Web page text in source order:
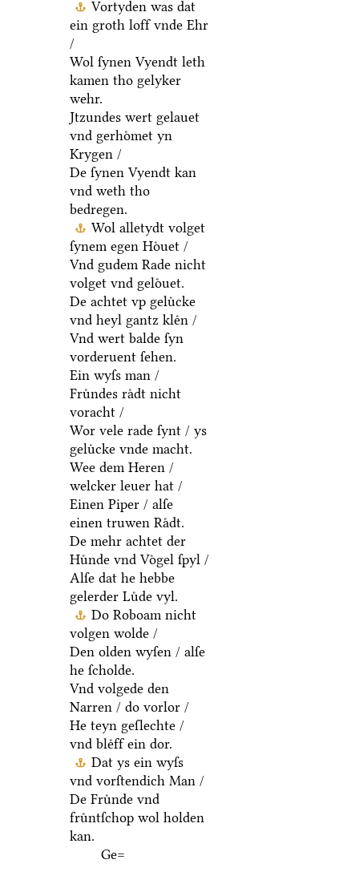
Vortyden was dat
ein groth loff vnde Ehr
/
Wol ſynen Vyendt leth
kamen tho gelyker
wehr.
Jtzundes wert gelauet
vnd gerhoͤmet yn
Krygen /
De ſynen Vyendt kan
vnd weth tho
bedregen.
Wol alletydt volget
ſynem egen Hoͤuet /
Vnd gudem Rade nicht
volget vnd geloͤuet.
De achtet vp geluͤcke
vnd heyl gantz kleͤn /
Vnd wert balde ſyn
vorderuent ſehen.
Ein wyſs man /
Fruͤndes raͤdt nicht
voracht /
Wor vele rade ſynt / ys
geluͤcke vnde macht.
Wee dem Heren /
welcker leuer hat /
Einen Piper / alſe
einen truwen Raͤdt.
De mehr achtet der
Huͤnde vnd Voͤgel ſpyl /
Alſe dat he hebbe
gelerder Luͤde vyl.
Do Roboam nicht
volgen wolde /
Den olden wyſen / alſe
he ſcholde.
Vnd volgede den
Narren / do vorlor /
He teyn geſlechte /
vnd bleͤff ein dor.
Dat ys ein wyſs
vnd vorſtendich Man /
De Fruͤnde vnd
fruͤntſchop wol holden
kan.
Ge=